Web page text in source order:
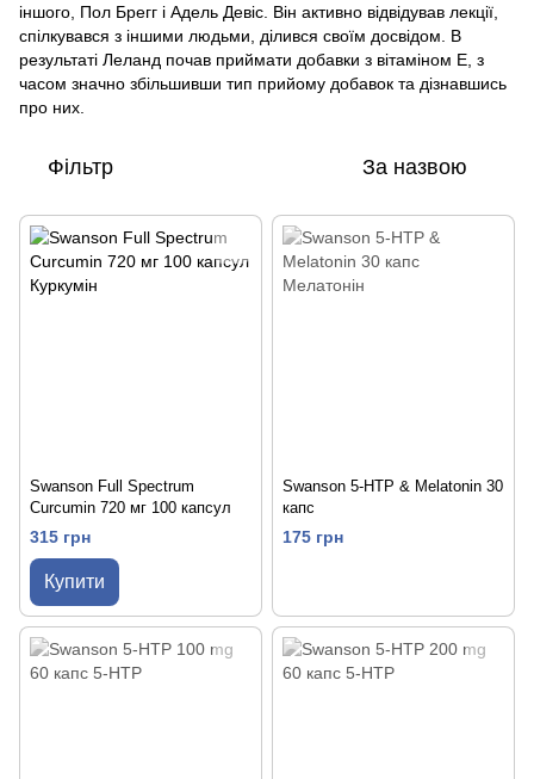
іншого, Пол Брегг і Адель Девіс. Він активно відвідував лекції,
спілкувався з іншими людьми, ділився своїм досвідом. В
результаті Леланд почав приймати добавки з вітаміном Е, з
часом значно збільшивши тип прийому добавок та дізнавшись
про них.
Фільтр За назвою
Swanson Full Spectrum
Curcumin 720 мг 100 капсул
315 грн
Купити
Swanson 5-HTP & Melatonin 30
капс
175 грн